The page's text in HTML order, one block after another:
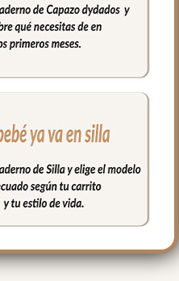
el interior y
interior
con sus asas
el asa largo.